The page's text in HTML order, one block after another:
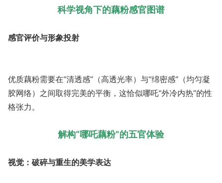
科学视角下的藕粉感官图谱
感官评价与形象投射
优质藕粉需要在“清透感”（高透光率）与“绵密感”（均匀凝
胶网络）之间取得完美的平衡，这恰似哪吒“外冷内热”的性
格张力。
解构“哪吒藕粉”的五官体验
视觉：破碎与重生的美学表达